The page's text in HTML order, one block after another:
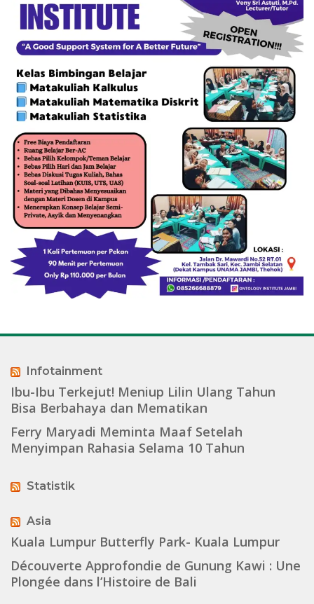
Infotainment
Ibu-Ibu Terkejut! Meniup Lilin Ulang Tahun
Bisa Berbahaya dan Mematikan
Ferry Maryadi Meminta Maaf Setelah
Menyimpan Rahasia Selama 10 Tahun
Statistik
Asia
Kuala Lumpur Butterfly Park- Kuala Lumpur
Découverte Approfondie de Gunung Kawi : Une
Plongée dans l’Histoire de Bali